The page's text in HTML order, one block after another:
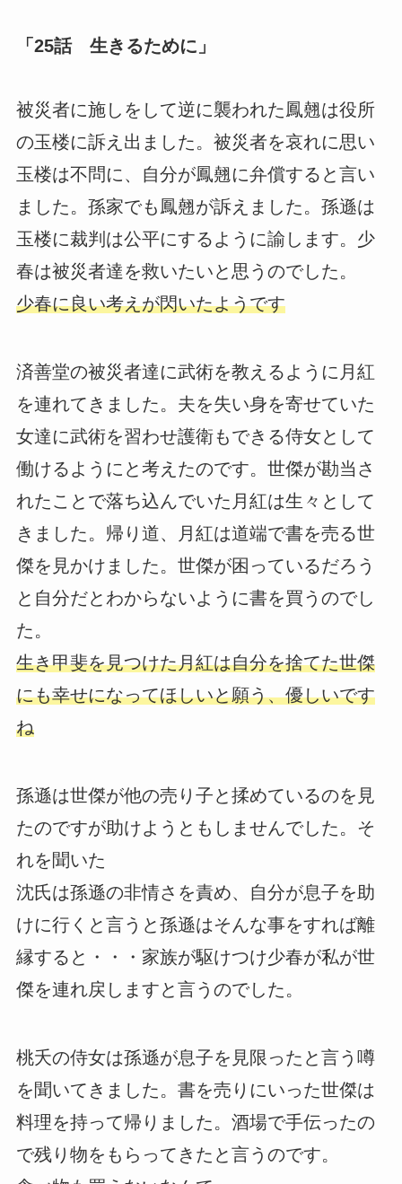
「25話 生きるために」
被災者に施しをして逆に襲われた鳳翹は役所
の玉楼に訴え出ました。被災者を哀れに思い
玉楼は不問に、自分が鳳翹に弁償すると言い
ました。孫家でも鳳翹が訴えました。孫遜は
玉楼に裁判は公平にするように諭します。少
春は被災者達を救いたいと思うのでした。
少春に良い考えが閃いたようです
済善堂の被災者達に武術を教えるように月紅
を連れてきました。夫を失い身を寄せていた
女達に武術を習わせ護衛もできる侍女として
働けるようにと考えたのです。世傑が勘当さ
れたことで落ち込んでいた月紅は生々として
きました。帰り道、月紅は道端で書を売る世
傑を見かけました。世傑が困っているだろう
と自分だとわからないように書を買うのでし
た。
生き甲斐を見つけた月紅は自分を捨てた世傑
にも幸せになってほしいと願う、優しいです
ね
孫遜は世傑が他の売り子と揉めているのを見
たのですが助けようともしませんでした。そ
れを聞いた
沈氏は孫遜の非情さを責め、自分が息子を助
けに行くと言うと孫遜はそんな事をすれば離
縁すると・・・家族が駆けつけ少春が私が世
傑を連れ戻しますと言うのでした。
桃夭の侍女は孫遜が息子を見限ったと言う噂
を聞いてきました。書を売りにいった世傑は
料理を持って帰りました。酒場で手伝ったの
で残り物をもらってきたと言うのです。